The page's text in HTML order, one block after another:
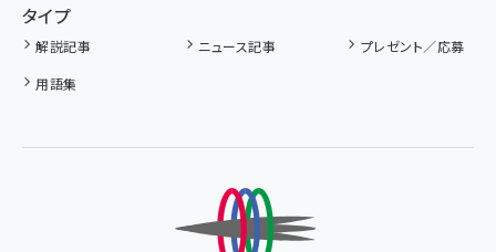
タイプ
解説記事 ニュース記事
プレゼント／応募
用語集